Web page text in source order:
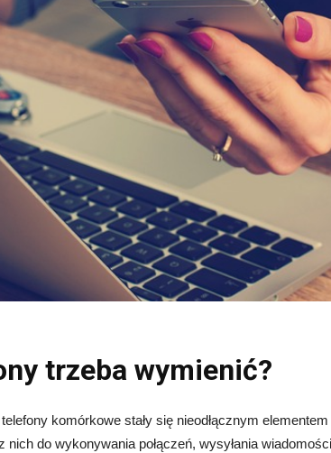
trzeba wymienić?
komórkowe stały się nieodłącznym
do wykonywania połączeń, wysyłania